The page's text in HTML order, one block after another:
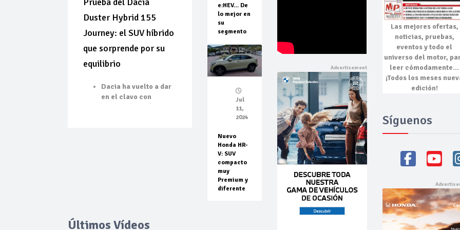
Duster Hybrid 155
Journey: el SUV híbrido
que sorprende por su
equilibrio
Dacia ha vuelto a dar
en el clavo con
e:HEV… De
lo mejor en
su
segmento
Jul
11,
2024
Nuevo
Honda HR-
V: SUV
compacto
muy
Premium y
diferente
Últimos Vídeos
Las mejores ofertas,
noticias, pruebas,
eventosy todo el
universo del motor,
leer cómodamente…
¡Todos los meses
edición!
Síguenos